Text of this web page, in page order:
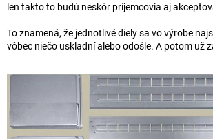
len takto to budú neskôr príjemcovia aj
To znamená, že jednotlivé diely sa vo výrobe
vôbec niečo uskladní alebo odošle. A potom už